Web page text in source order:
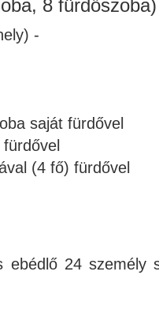
8 fürdőszoba)
-
saját fürdővel
(4 fő) fürdővel
ebédlő 24 személy